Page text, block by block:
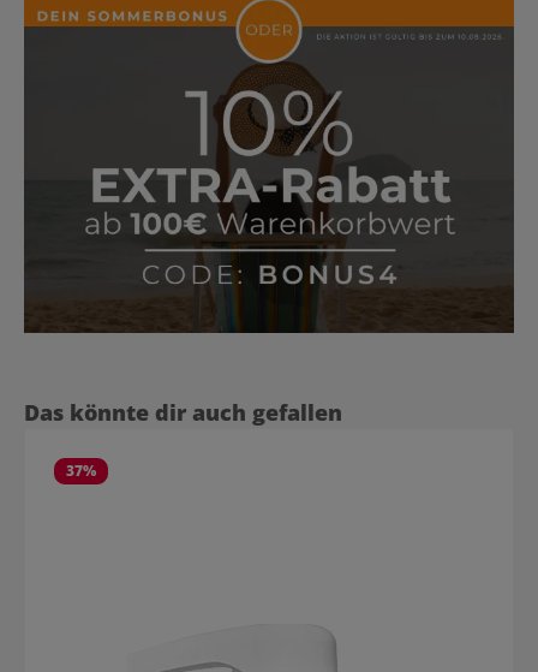
Produktgalerie überspringen
Das könnte dir auch gefallen
37%